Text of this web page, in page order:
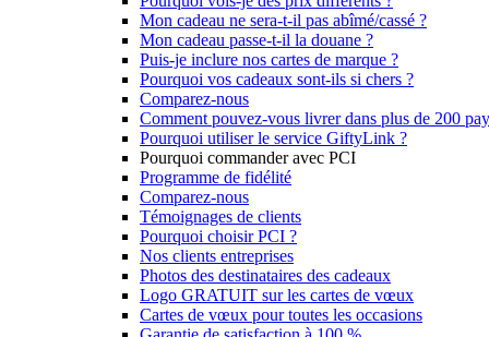
Mon cadeau ne sera-t-il pas abîmé/cassé ?
Mon cadeau passe-t-il la douane ?
Puis-je inclure nos cartes de marque ?
Pourquoi vos cadeaux sont-ils si chers ?
Comparez-nous
Comment pouvez-vous livrer dans plus de 200
Pourquoi utiliser le service GiftyLink ?
Pourquoi commander avec PCI
Programme de fidélité
Comparez-nous
Témoignages de clients
Pourquoi choisir PCI ?
Nos clients entreprises
Photos des destinataires des cadeaux
Logo GRATUIT sur les cartes de vœux
Cartes de vœux pour toutes les occasions